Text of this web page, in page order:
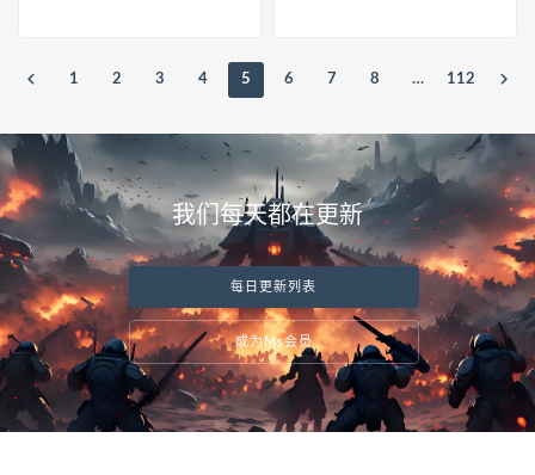
1 2 3 4 5 6 7 8 … 112
我们每天都在更新
每日更新列表
成为Ms会员